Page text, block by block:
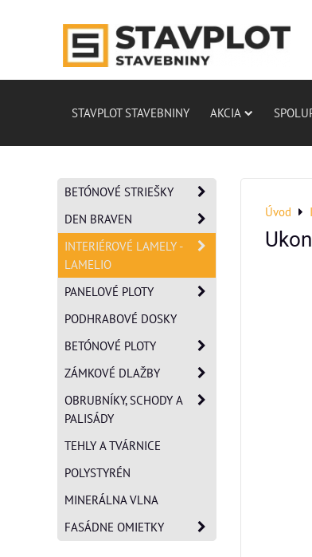
STAVPLOT STAVEBNINY AKCIA
Úvod
BETÓNOVÉ STRIEŠKY
DEN BRAVEN
INTERIÉROVÉ LAMELY -
LAMELIO
PANELOVÉ PLOTY
PODHRABOVÉ DOSKY
BETÓNOVÉ PLOTY
ZÁMKOVÉ DLAŽBY
OBRUBNÍKY, SCHODY A
PALISÁDY
TEHLY A TVÁRNICE
POLYSTYRÉN
MINERÁLNA VLNA
FASÁDNE OMIETKY